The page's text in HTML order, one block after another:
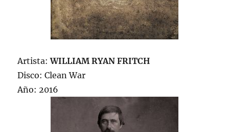
Artista:WILLIAM RYAN FRITCH
Disco: Clean War
Año: 2016